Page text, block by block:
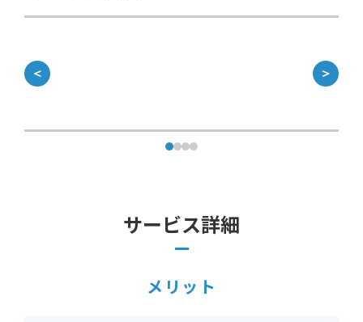
＜ ＞
サービス詳細
メリット